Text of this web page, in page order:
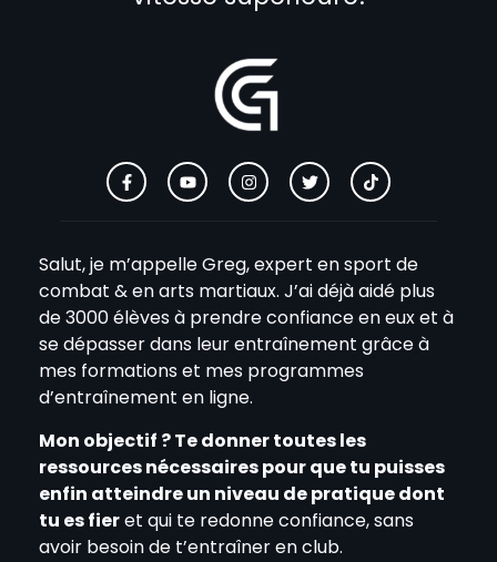
Salut, je m’appelle Greg, expert en sport de
combat & en arts martiaux. J’ai déjà aidé plus
de 3000 élèves à prendre confiance en eux et à
se dépasser dans leur entraînement grâce à
mes formations et mes programmes
d’entraînement en ligne.
Mon objectif ? Te donner toutes les
ressources nécessaires pour que tu puisses
enfin atteindre un niveau de pratique dont
tu es fieret qui te redonne confiance, sans
avoir besoin de t’entraîner en club.